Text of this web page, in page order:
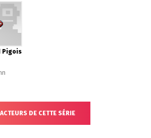
Pigois
DE CETTE SÉRIE